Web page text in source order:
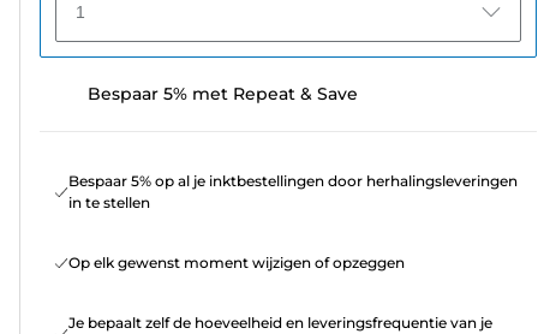
1
Bespaar 5% met Repeat & Save
Bespaar 5% op al je inktbestellingen door herhalingsleveringen
in te stellen
Op elk gewenst moment wijzigen of opzeggen
Je bepaalt zelf de hoeveelheid en leveringsfrequentie van je